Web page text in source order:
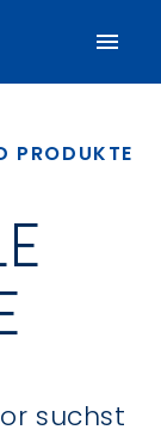
PRODUKTE
suchst